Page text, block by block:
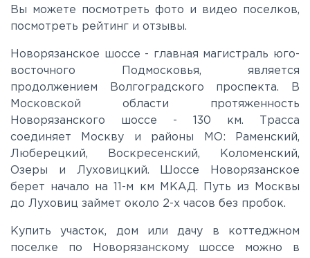
Киевское
Ленинградское
Лихачевское
Минское
Можайское
Вы можете посмотреть фото и видео поселков,
посмотреть рейтинг и отзывы.
Новорязанское шоссе - главная магистраль юго-
восточного Подмосковья, является
продолжением Волгоградского проспекта. В
Московской области протяженность
Новорязанского шоссе - 130 км. Трасса
соединяет Москву и районы МО: Раменский,
Люберецкий, Воскресенский, Коломенский,
Озеры и Луховицкий. Шоссе Новорязанское
берет начало на 11-м км МКАД. Путь из Москвы
до Луховиц займет около 2-х часов без пробок.
Купить участок, дом или дачу в коттеджном
поселке по Новорязанскому шоссе можно в